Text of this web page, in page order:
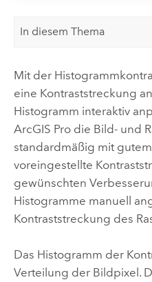
In diesem Thema
Mit der
eine Kontraststreckung
Histogramm interaktiv
ArcGIS Prodie Bild- und
standardmäßig mit
voreingestellte
gewünschten
Histogramme manuell
Kontraststreckung des
Das Histogramm der
Verteilung der Bildpixel.